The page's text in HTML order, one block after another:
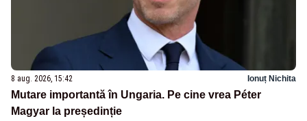
8 aug. 2026, 15:42 Ionuț Nichita
Mutare importantă în Ungaria. Pe cine vrea Péter
Magyar la președinție